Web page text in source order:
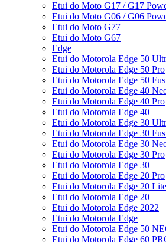
Etui do Moto G17 / G17
Etui do Moto G06 / G06
Etui do Moto G77
Etui do Moto G67
Edge
Etui do Motorola Edge 50
Etui do Motorola Edge 50 Pro
Etui do Motorola Edge 50
Etui do Motorola Edge 40
Etui do Motorola Edge 40 Pro
Etui do Motorola Edge 40
Etui do Motorola Edge 30
Etui do Motorola Edge 30
Etui do Motorola Edge 30
Etui do Motorola Edge 30 Pro
Etui do Motorola Edge 30
Etui do Motorola Edge 20 Pro
Etui do Motorola Edge 20 Lite
Etui do Motorola Edge 20
Etui do Motorola Edge 2022
Etui do Motorola Edge
Etui do Motorola Edge 50
Etui do Motorola Edge 60